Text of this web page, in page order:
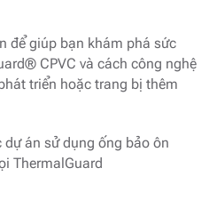
để giúp bạn khám phá sức
CPVC và cách công nghệ
triển hoặc trang bị thêm
án sử dụng ống bảo ôn
ThermalGuard